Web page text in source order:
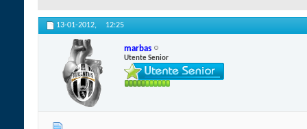
13-01-2012, 12:25
marbas
Utente Senior